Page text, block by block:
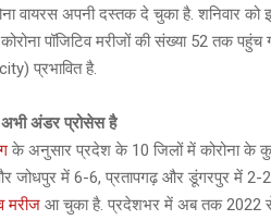
वायरस अपनी दस्तक दे चुका है. शनिवार
पॉजिटिव मरीजों की संख्या 52 तक
प्रभावित है.
अंडर प्रोसेस है
के अनुसार प्रदेश के 10 जिलों में कोरोना के
जोधपुर में 6-6, प्रतापगढ़ और डूंगरपुर में 2-
मरीज आ चुका है. प्रदेशभर में अब तक 2022